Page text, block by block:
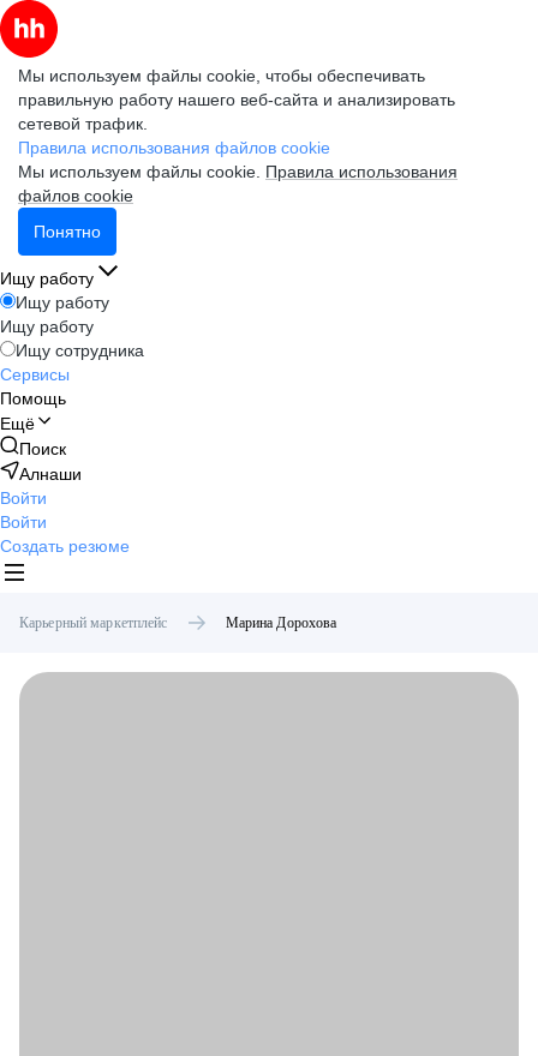
Мы используем файлы cookie, чтобы обеспечивать
правильную работу нашего веб-сайта и анализировать
сетевой трафик.
Правила использования файлов cookie
Мы используем файлы cookie. Правила использования
файлов cookie
Понятно
Ищу работу
Ищу работу
Ищу работу
Ищу сотрудника
Сервисы
Помощь
Ещё
Поиск
Алнаши
Войти
Войти
Создать резюме
Карьерный маркетплейс Марина Дорохова